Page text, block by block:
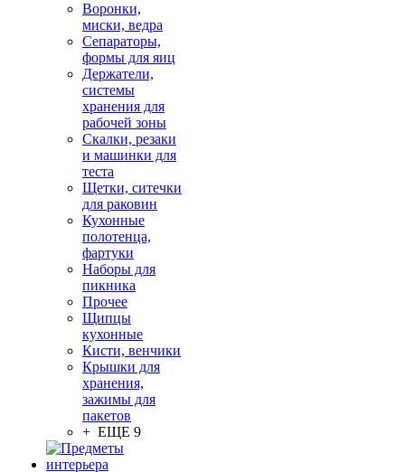
Воронки,
миски, ведра
Сепараторы,
формы для яиц
Держатели,
системы
хранения для
рабочей зоны
Скалки, резаки
и машинки для
теста
Щетки, ситечки
для раковин
Кухонные
полотенца,
фартуки
Наборы для
пикника
Прочее
Щипцы
кухонные
Кисти, венчики
Крышки для
хранения,
зажимы для
пакетов
+ ЕЩЕ 9